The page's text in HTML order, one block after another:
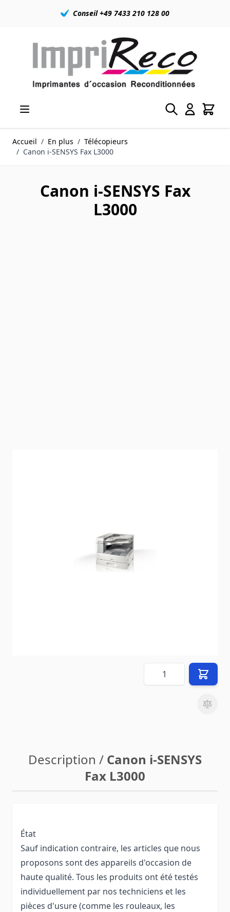
Conseil +49 7433 210 128 00
Accueil / En plus / Télécopieurs
/ Canon i-SENSYS Fax L3000
Canon i-SENSYS Fax
L3000
Mode d'expédition: Petite palette (80 cm x 60 cm)
Quantité
Description / Canon i-SENSYS
Fax L3000
État
Sauf indication contraire, les articles que nous
proposons sont des appareils d'occasion de
haute qualité. Tous les produits ont été testés
individuellement par nos techniciens et les
pièces d'usure (comme les rouleaux, les